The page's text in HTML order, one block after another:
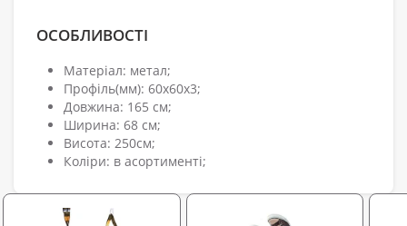
ОСОБЛИВОСТІ
Матеріал: метал;
Профіль(мм): 60x60x3;
Довжина: 165 см;
Ширина: 68 см;
Висота: 250см;
Коліри: в асортименті;